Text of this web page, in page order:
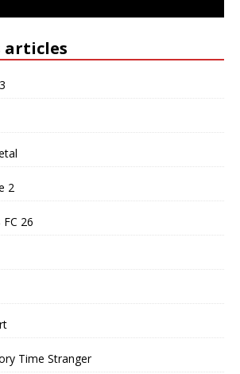
articles
2
FC 26
Time Stranger